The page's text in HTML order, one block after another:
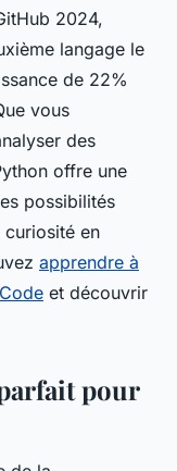
2024,
langage le
de 22%
vous
des
offre une
possibilités
en
apprendre à
et découvrir
pour